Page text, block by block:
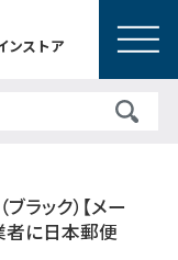
ンストア
ラック）【メー
者に日本郵便